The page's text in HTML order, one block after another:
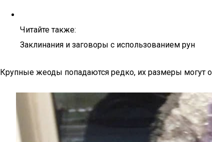
Читайте также:
Заклинания и заговоры с использованием рун
Крупные жеоды попадаются редко, их размеры могут